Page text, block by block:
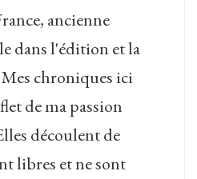
ancienne
dans l'édition et la
chroniques ici
de ma passion
découlent de
libres et ne sont